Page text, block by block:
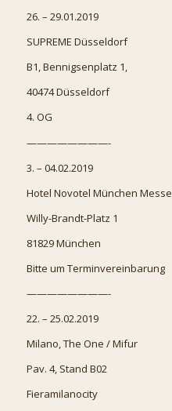
26. – 29.01.2019
SUPREME Düsseldorf
B1, Bennigsenplatz 1,
40474 Düsseldorf
4. OG
————————-
3. – 04.02.2019
Hotel Novotel München Messe
Willy-Brandt-Platz 1
81829 München
Bitte um Terminvereinbarung
————————-
22. – 25.02.2019
Milano, The One / Mifur
Pav. 4, Stand B02
Fieramilanocity